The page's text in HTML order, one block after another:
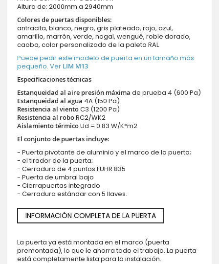
Altura de: 2000mm a 2940mm
Colores de puertas disponibles:
antracita, blanco, negro, gris plateado, rojo, azul,
amarillo, marrón, verde, nogal, wengué, roble dorado,
caoba, color personalizado de la paleta RAL
Puede pedir este modelo de puerta en un tamaño más
pequeño. Ver LIM M13
Especificaciones técnicas
Estanqueidad al aire presión máxima de prueba 4 (600 Pa)
Estanqueidad al agua 4A (150 Pa)
Resistencia al vientoC3 (1200 Pa)
Resistencia al roboRC2/WK2
Aislamiento térmicoUd = 0.83 W/K*m2
El conjunto de puertas incluye:
- Puerta pivotante de aluminio y el marco de la puerta;
- el tirador de la puerta;
- Cerradura de 4 puntos FUHR 835
- Puerta de umbral bajo
- Cierrapuertas integrado
- Cerradura estándar con 5 llaves.
INFORMACIÓN COMPLETA DE LA PUERTA
La puerta ya está montada en el marco (puerta
premontada), lo que le ahorra todo el trabajo. La puerta
está completamente lista para la instalación.